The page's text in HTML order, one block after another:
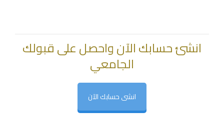
انشئ حسابك الآن واحصل على قبولك
الجامعي
انشى حسابك الآن